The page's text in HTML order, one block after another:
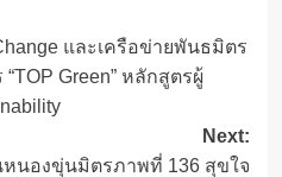
และเครือข่ายพันธมิตร
Green” หลักสูตรผู้
Next:
หนองขุ่นมิตรภาพที่ 136 สุขใจ